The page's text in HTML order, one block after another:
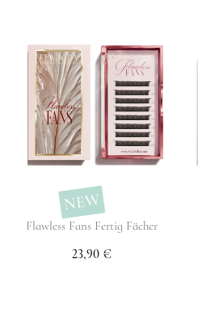
NEW
Flawless Fans Fertig Fächer
23,90 €